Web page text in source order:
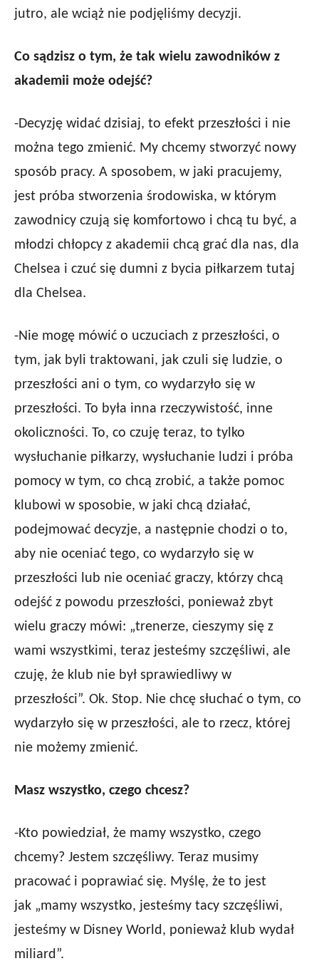
jutro, ale wciąż nie podjęliśmy decyzji.
Co sądzisz o tym, że tak wielu zawodników z
akademii może odejść?
-Decyzję widać dzisiaj, to efekt przeszłości i nie
można tego zmienić. My chcemy stworzyć nowy
sposób pracy. A sposobem, w jaki pracujemy,
jest próba stworzenia środowiska, w którym
zawodnicy czują się komfortowo i chcą tu być, a
młodzi chłopcy z akademii chcą grać dla nas, dla
Chelsea i czuć się dumni z bycia piłkarzem tutaj
dla Chelsea.
-Nie mogę mówić o uczuciach z przeszłości, o
tym, jak byli traktowani, jak czuli się ludzie, o
przeszłości ani o tym, co wydarzyło się w
przeszłości. To była inna rzeczywistość, inne
okoliczności. To, co czuję teraz, to tylko
wysłuchanie piłkarzy, wysłuchanie ludzi i próba
pomocy w tym, co chcą zrobić, a także pomoc
klubowi w sposobie, w jaki chcą działać,
podejmować decyzje, a następnie chodzi o to,
aby nie oceniać tego, co wydarzyło się w
przeszłości lub nie oceniać graczy, którzy chcą
odejść z powodu przeszłości, ponieważ zbyt
wielu graczy mówi: „trenerze, cieszymy się z
wami wszystkimi, teraz jesteśmy szczęśliwi, ale
czuję, że klub nie był sprawiedliwy w
przeszłości”. Ok. Stop. Nie chcę słuchać o tym, co
wydarzyło się w przeszłości, ale to rzecz, której
nie możemy zmienić.
Masz wszystko, czego chcesz?
-Kto powiedział, że mamy wszystko, czego
chcemy? Jestem szczęśliwy. Teraz musimy
pracować i poprawiać się. Myślę, że to jest
jak „mamy wszystko, jesteśmy tacy szczęśliwi,
jesteśmy w Disney World, ponieważ klub wydał
miliard”.